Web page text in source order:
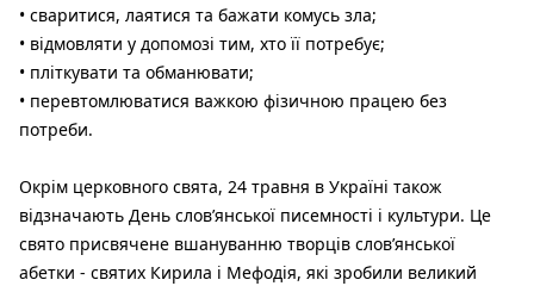
• сваритися, лаятися та бажати комусь зла;
• відмовляти у допомозі тим, хто її потребує;
• пліткувати та обманювати;
• перевтомлюватися важкою фізичною працею без
потреби.
Окрім церковного свята, 24 травня в Україні також
відзначають День слов’янської писемності і культури. Це
свято присвячене вшануванню творців слов’янської
абетки - святих Кирила і Мефодія, які зробили великий